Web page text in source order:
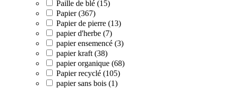
Paille de blé (15)
Papier (367)
Papier de pierre (13)
papier d'herbe (7)
papier ensemencé (3)
papier kraft (38)
papier organique (68)
Papier recyclé (105)
papier sans bois (1)